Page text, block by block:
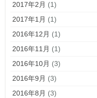
2017年2月 (1)
2017年1月 (1)
2016年12月 (1)
2016年11月 (1)
2016年10月 (3)
2016年9月 (3)
2016年8月 (3)